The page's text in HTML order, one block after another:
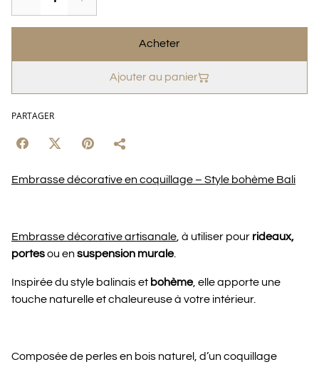
Acheter
Ajouter au panier
PARTAGER
Embrasse décorative en coquillage – Style bohème Bali
Embrasse décorative artisanale , à utiliser pour rideaux,
portesou ensuspension murale.
Inspirée du style balinais et bohème, elle apporte une
touche naturelle et chaleureuse à votre intérieur.
Composée de perles en bois naturel, d’un coquillage